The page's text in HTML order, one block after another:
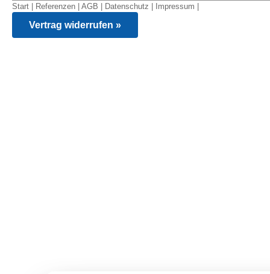
Start Referenzen AGB Datenschutz Impressum
Vertrag widerrufen »